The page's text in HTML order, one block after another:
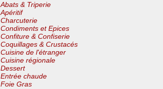
Abats & Triperie
Apéritif
Charcuterie
Condiments et Epices
Confiture & Confiserie
Coquillages & Crustacés
Cuisine de l'étranger
Cuisine régionale
Dessert
Entrée chaude
Foie Gras